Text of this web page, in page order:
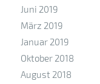
Juni 2019
März 2019
Januar 2019
Oktober 2018
August 2018